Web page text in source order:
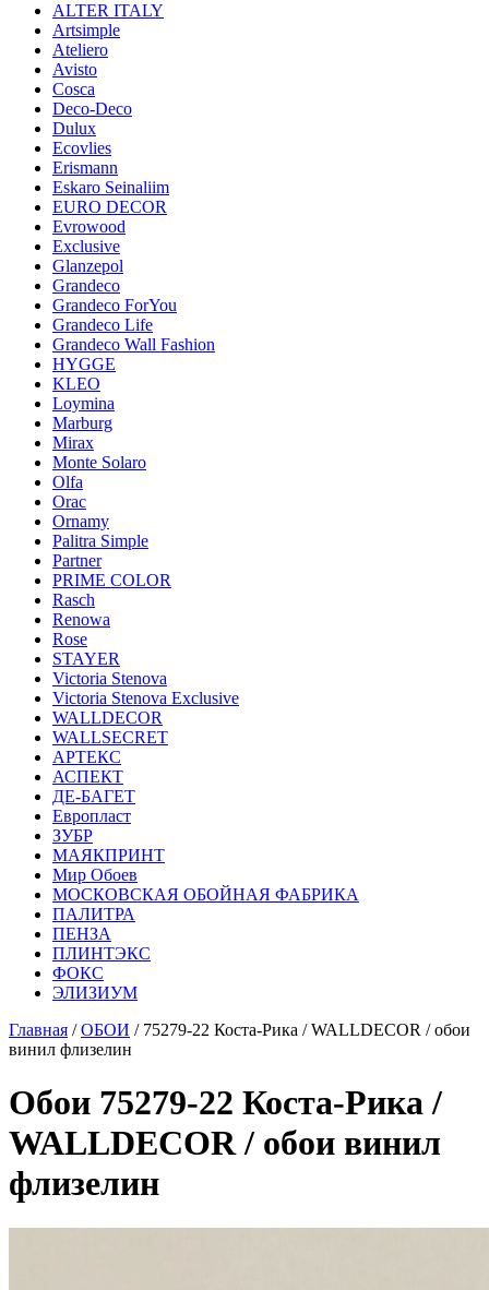
ALTER ITALY
Artsimple
Ateliero
Avisto
Cosca
Deco-Deco
Dulux
Ecovlies
Erismann
Eskaro Seinaliim
EURO DECOR
Evrowood
Exclusive
Glanzepol
Grandeco
Grandeco ForYou
Grandeco Life
Grandeco Wall Fashion
HYGGE
KLEO
Loymina
Marburg
Mirax
Monte Solaro
Olfa
Orac
Ornamy
Palitra Simple
Partner
PRIME COLOR
Rasch
Renowa
Rose
STAYER
Victoria Stenova
Victoria Stenova Exclusive
WALLDECOR
WALLSECRET
АРТЕКС
АСПЕКТ
ДЕ-БАГЕТ
Европласт
ЗУБР
МАЯКПРИНТ
Мир Обоев
МОСКОВСКАЯ ОБОЙНАЯ ФАБРИКА
ПАЛИТРА
ПЕНЗА
ПЛИНТЭКС
ФОКС
ЭЛИЗИУМ
Главная /ОБОИ / 75279-22 Коста-Рика / WALLDECOR / обои
винил флизелин
Обои 75279-22 Коста-Рика /
WALLDECOR / обои винил
флизелин